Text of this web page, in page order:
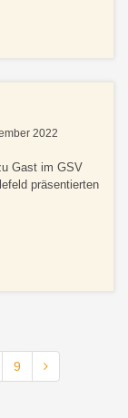
2022
Gast im GSV
präsentierten
9